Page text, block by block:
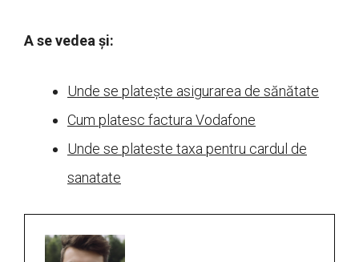
A se vedea și:
Unde se platește asigurarea de sănătate
Cum platesc factura Vodafone
Unde se plateste taxa pentru cardul de
sanatate